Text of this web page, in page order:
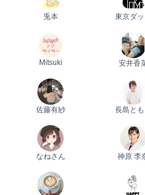
兎本 東京ダッ
Mitsuki 安井香
佐藤有紗 長島とも
なねさん 神原 李